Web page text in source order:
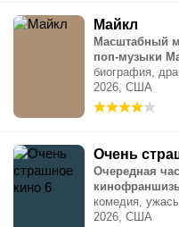
Майкл
Масштабный
поп-музыки
биография,
2026, США
Очень
Очередная
комедия,
2026, США